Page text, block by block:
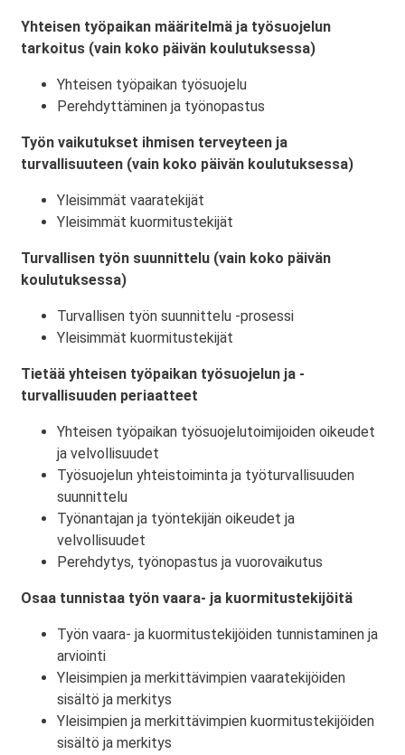
Yhteisen työpaikan määritelmä ja työsuojelun
tarkoitus (vain koko päivän koulutuksessa)
Yhteisen työpaikan työsuojelu
Perehdyttäminen ja työnopastus
Työn vaikutukset ihmisen terveyteen ja
turvallisuuteen (vain koko päivän koulutuksessa)
Yleisimmät vaaratekijät
Yleisimmät kuormitustekijät
Turvallisen työn suunnittelu (vain koko päivän
koulutuksessa)
Turvallisen työn suunnittelu -prosessi
Yleisimmät kuormitustekijät
Tietää yhteisen työpaikan työsuojelun ja -
turvallisuuden periaatteet
Yhteisen työpaikan työsuojelutoimijoiden oikeudet
ja velvollisuudet
Työsuojelun yhteistoiminta ja työturvallisuuden
suunnittelu
Työnantajan ja työntekijän oikeudet ja
velvollisuudet
Perehdytys, työnopastus ja vuorovaikutus
Osaa tunnistaa työn vaara- ja kuormitustekijöitä
Työn vaara- ja kuormitustekijöiden tunnistaminen ja
arviointi
Yleisimpien ja merkittävimpien vaaratekijöiden
sisältö ja merkitys
Yleisimpien ja merkittävimpien kuormitustekijöiden
sisältö ja merkitys